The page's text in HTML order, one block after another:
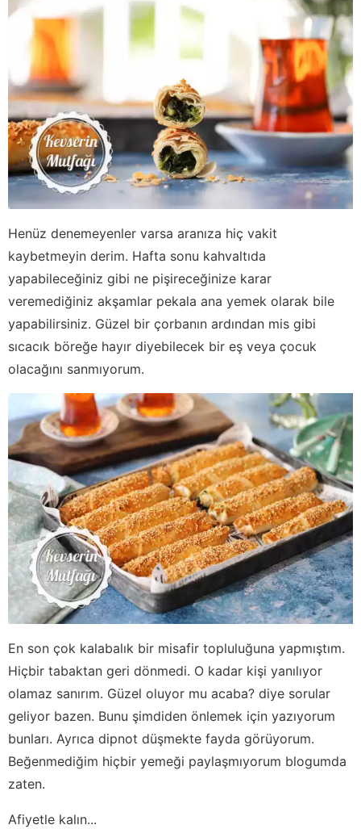
Henüz denemeyenler varsa aranıza hiç vakit
kaybetmeyin derim. Hafta sonu kahvaltıda
yapabileceğiniz gibi ne pişireceğinize karar
veremediğiniz akşamlar pekala ana yemek olarak bile
yapabilirsiniz. Güzel bir çorbanın ardından mis gibi
sıcacık böreğe hayır diyebilecek bir eş veya çocuk
olacağını sanmıyorum.
En son çok kalabalık bir misafir topluluğuna yapmıştım.
Hiçbir tabaktan geri dönmedi. O kadar kişi yanılıyor
olamaz sanırım. Güzel oluyor mu acaba? diye sorular
geliyor bazen. Bunu şimdiden önlemek için yazıyorum
bunları. Ayrıca dipnot düşmekte fayda görüyorum.
Beğenmediğim hiçbir yemeği paylaşmıyorum blogumda
zaten.
Afiyetle kalın...